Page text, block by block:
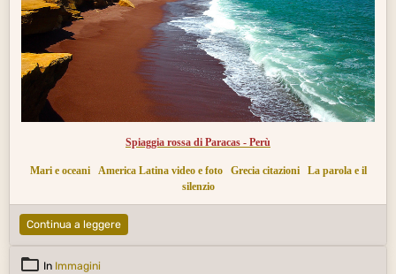
Spiaggia rossa di Paracas - Perù
Mari e oceani America Latina video e foto Grecia citazioni
La parola e il
silenzio
Continua a leggere
In Immagini